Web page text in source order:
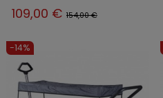
109,00 € 154,00 €
-14%